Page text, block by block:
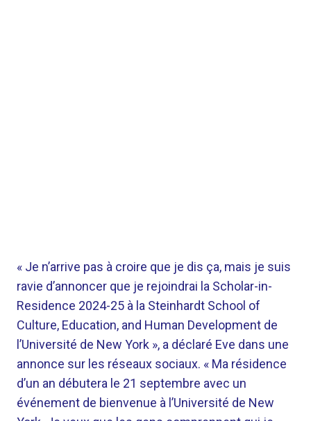
« Je n’arrive pas à croire que je dis ça, mais je suis
ravie d’annoncer que je rejoindrai la Scholar-in-
Residence 2024-25 à la Steinhardt School of
Culture, Education, and Human Development de
l’Université de New York », a déclaré Eve dans une
annonce sur les réseaux sociaux. « Ma résidence
d’un an débutera le 21 septembre avec un
événement de bienvenue à l’Université de New